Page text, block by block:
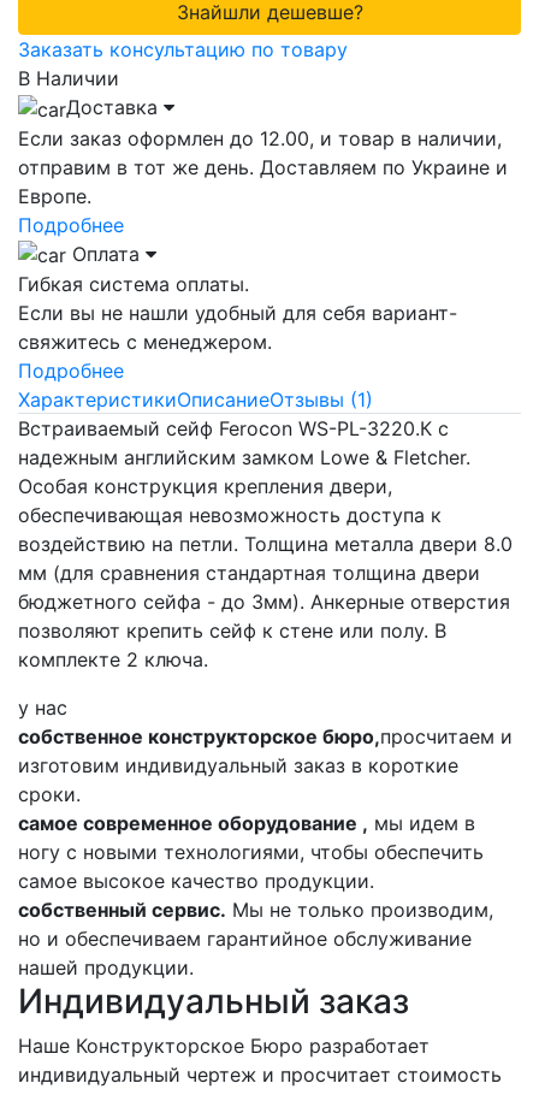
Знайшли дешевше?
Заказать консультацию по товару
В Наличии
Доставка
Если заказ оформлен до 12.00, и товар в наличии,
отправим в тот же день. Доставляем по Украине и
Европе.
Подробнее
Оплата
Гибкая система оплаты.
Если вы не нашли удобный для себя вариант-
свяжитесь с менеджером.
Подробнее
ХарактеристикиОписаниеОтзывы (1)
Встраиваемый сейф Ferocon WS-PL-3220.К с
надежным английским замком Lowe & Fletcher.
Особая конструкция крепления двери,
обеспечивающая невозможность доступа к
воздействию на петли. Толщина металла двери 8.0
мм (для сравнения стандартная толщина двери
бюджетного сейфа - до 3мм). Анкерные отверстия
позволяют крепить сейф к стене или полу. В
комплекте 2 ключа.
у нас
собственное конструкторское бюро,просчитаем и
изготовим индивидуальный заказ в короткие
сроки.
самое современное оборудование , мы идем в
ногу с новыми технологиями, чтобы обеспечить
самое высокое качество продукции.
собственный сервис. Мы не только производим,
но и обеспечиваем гарантийное обслуживание
нашей продукции.
Индивидуальный заказ
Наше Конструкторское Бюро разработает
индивидуальный чертеж и просчитает стоимость